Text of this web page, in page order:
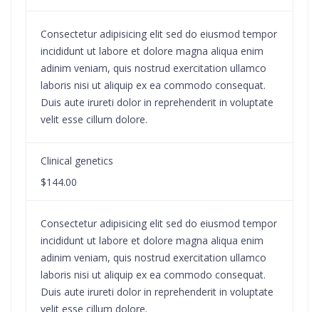
Consectetur adipisicing elit sed do eiusmod tempor
incididunt ut labore et dolore magna aliqua enim
adinim veniam, quis nostrud exercitation ullamco
laboris nisi ut aliquip ex ea commodo consequat.
Duis aute irureti dolor in reprehenderit in voluptate
velit esse cillum dolore.
Clinical genetics
$144.00
Consectetur adipisicing elit sed do eiusmod tempor
incididunt ut labore et dolore magna aliqua enim
adinim veniam, quis nostrud exercitation ullamco
laboris nisi ut aliquip ex ea commodo consequat.
Duis aute irureti dolor in reprehenderit in voluptate
velit esse cillum dolore.